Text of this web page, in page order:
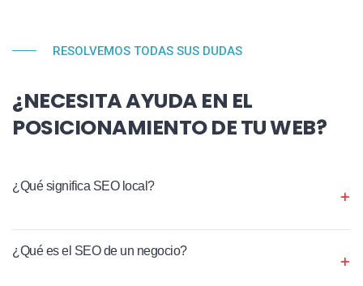
RESOLVEMOS TODAS SUS DUDAS
¿NECESITA AYUDA EN EL
POSICIONAMIENTO DE TU WEB?
¿Qué significa SEO local?
¿Qué es el SEO de un negocio?